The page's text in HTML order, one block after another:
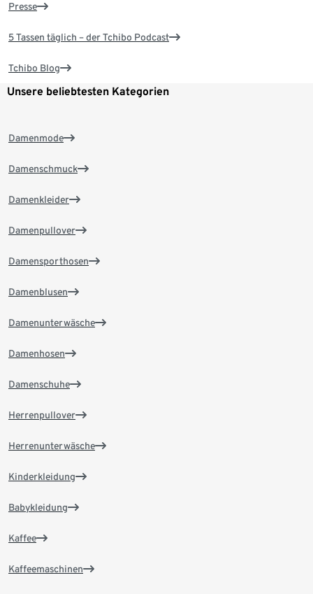
Presse
5 Tassen täglich – der Tchibo Podcast
Tchibo Blog
Unsere beliebtesten Kategorien
Damenmode
Damenschmuck
Damenkleider
Damenpullover
Damensporthosen
Damenblusen
Damenunterwäsche
Damenhosen
Damenschuhe
Herrenpullover
Herrenunterwäsche
Kinderkleidung
Babykleidung
Kaffee
Kaffeemaschinen